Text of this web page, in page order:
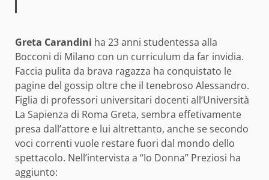
Greta Carandini ha 23 anni studentessa alla
Bocconi di Milano con un curriculum da far invidia.
Faccia pulita da brava ragazza ha conquistato le
pagine del gossip oltre che il tenebroso Alessandro.
Figlia di professori universitari docenti all’Università
La Sapienza di Roma Greta, sembra effetivamente
presa dall’attore e lui altrettanto, anche se secondo
voci correnti vuole restare fuori dal mondo dello
spettacolo. Nell’intervista a “Io Donna” Preziosi ha
aggiunto: